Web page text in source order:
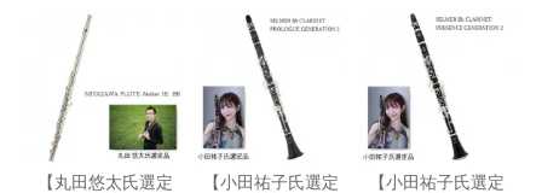
【丸田悠太氏選定
【小田祐子氏選定
【小田祐子氏選定